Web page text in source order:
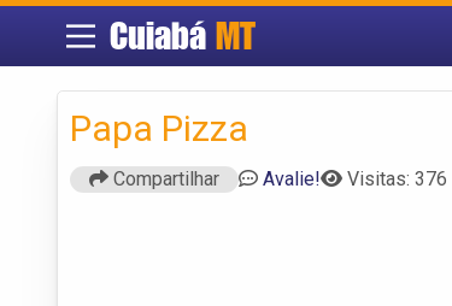
Cuiabá MT
Papa Pizza
Compartilhar Avalie! Visitas: 376